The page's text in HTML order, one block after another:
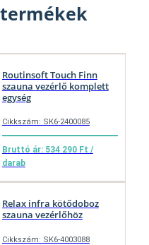
Routinsoft Touch Finn
szauna vezérlő komplett
egység
Cikkszám: SK6-2400085
Bruttó ár: 534 290 Ft /
darab
Relax infra kötődoboz
szauna vezérlőhöz
Cikkszám: SK6-4003088